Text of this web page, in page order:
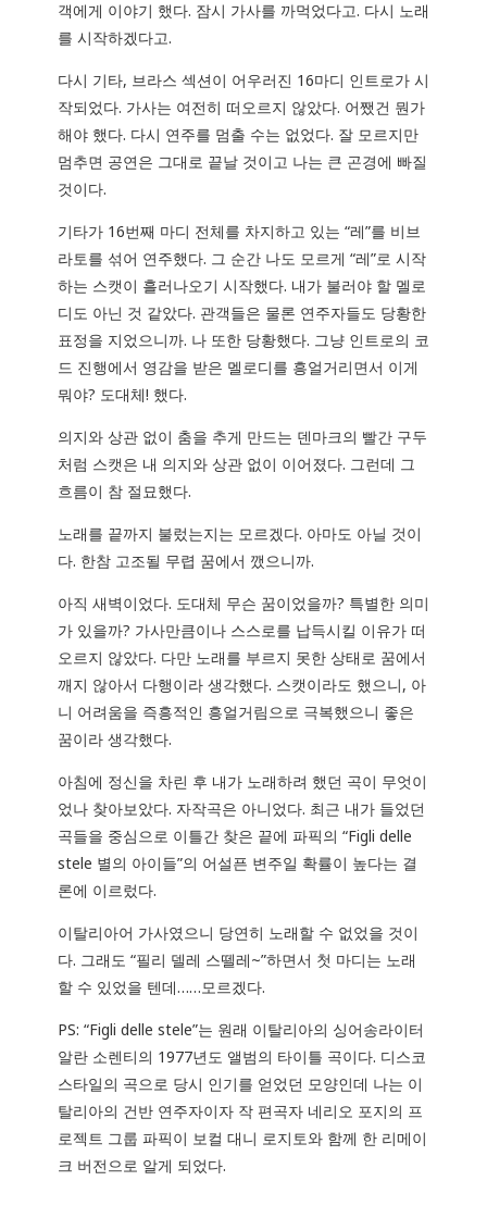
객에게 이야기 했다. 잠시 가사를 까먹었다고. 다시 노래
를 시작하겠다고.
다시 기타, 브라스 섹션이 어우러진 16마디 인트로가 시
작되었다. 가사는 여전히 떠오르지 않았다. 어쨌건 뭔가
해야 했다. 다시 연주를 멈출 수는 없었다. 잘 모르지만
멈추면 공연은 그대로 끝날 것이고 나는 큰 곤경에 빠질
것이다.
기타가 16번째 마디 전체를 차지하고 있는 “레”를 비브
라토를 섞어 연주했다. 그 순간 나도 모르게 “레”로 시작
하는 스캣이 흘러나오기 시작했다. 내가 불러야 할 멜로
디도 아닌 것 같았다. 관객들은 물론 연주자들도 당황한
표정을 지었으니까. 나 또한 당황했다. 그냥 인트로의 코
드 진행에서 영감을 받은 멜로디를 흥얼거리면서 이게
뭐야? 도대체! 했다.
의지와 상관 없이 춤을 추게 만드는 덴마크의 빨간 구두
처럼 스캣은 내 의지와 상관 없이 이어졌다. 그런데 그
흐름이 참 절묘했다.
노래를 끝까지 불렀는지는 모르겠다. 아마도 아닐 것이
다. 한참 고조될 무렵 꿈에서 깼으니까.
아직 새벽이었다. 도대체 무슨 꿈이었을까? 특별한 의미
가 있을까? 가사만큼이나 스스로를 납득시킬 이유가 떠
오르지 않았다. 다만 노래를 부르지 못한 상태로 꿈에서
깨지 않아서 다행이라 생각했다. 스캣이라도 했으니, 아
니 어려움을 즉흥적인 흥얼거림으로 극복했으니 좋은
꿈이라 생각했다.
아침에 정신을 차린 후 내가 노래하려 했던 곡이 무엇이
었나 찾아보았다. 자작곡은 아니었다. 최근 내가 들었던
곡들을 중심으로 이틀간 찾은 끝에 파픽의 “Figli delle
stele 별의 아이들”의 어설픈 변주일 확률이 높다는 결
론에 이르렀다.
이탈리아어 가사였으니 당연히 노래할 수 없었을 것이
다. 그래도 “필리 델레 스뗄레~”하면서 첫 마디는 노래
할 수 있었을 텐데……모르겠다.
PS: “Figli delle stele”는 원래 이탈리아의 싱어송라이터
알란 소렌티의 1977년도 앨범의 타이틀 곡이다. 디스코
스타일의 곡으로 당시 인기를 얻었던 모양인데 나는 이
탈리아의 건반 연주자이자 작 편곡자 네리오 포지의 프
로젝트 그룹 파픽이 보컬 대니 로지토와 함께 한 리메이
크 버전으로 알게 되었다.